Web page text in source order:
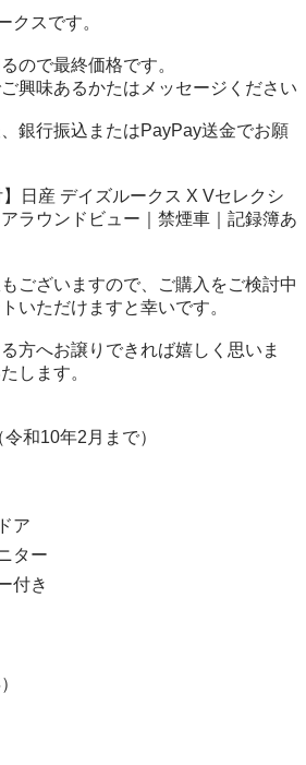
クスです。
ので最終価格です。
興味あるかたはメッセージください
銀行振込またはPayPay送金でお願
】日産 デイズルークス X Vセレクシ
ラウンドビュー｜禁煙車｜記録簿あ
ございますので、ご購入をご検討中
いただけますと幸いです。
方へお譲りできれば嬉しく思いま
します。
和10年2月まで）
ア
ター
付き